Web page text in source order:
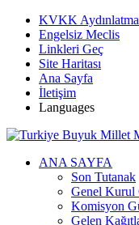
KVKK
Engelsiz Meclis
Linkleri Geç
Site Haritası
Ana Sayfa
İletişim
Languages
ANA SAYFA
Son Tutanak
Genel Kurul
Komisyon
Gelen